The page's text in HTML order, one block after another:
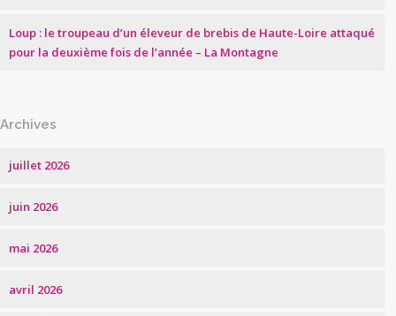
Loup : le troupeau d’un éleveur de brebis de Haute-Loire attaqué
pour la deuxième fois de l’année – La Montagne
Archives
juillet 2026
juin 2026
mai 2026
avril 2026